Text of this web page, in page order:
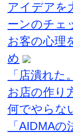
アイデアを
ーンのチェ
お客の心理
め
「店潰れ
お店の作り
何でやらな
「AIDMAの